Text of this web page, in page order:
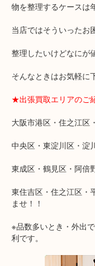
い！
大阪市港区弁天町を
の買取専門店「大吉
足度1位を目指して
の提携により、お車
・ドン・キホーテと
の来店も安心！
・貴金属やブランド
の買取可能品目！
買取大吉のMEGA